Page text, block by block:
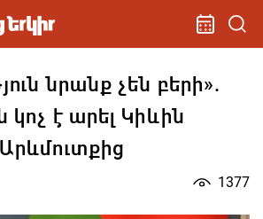
նրանք չեն բերի».
կոչ է արել Կիևին
1377